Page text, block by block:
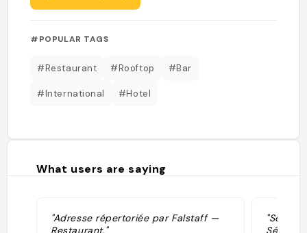
#POPULAR TAGS
#Restaurant #Rooftop #Bar
#International #Hotel
What users are saying
"Adresse répertoriée par Falstaff —
Restaurant."